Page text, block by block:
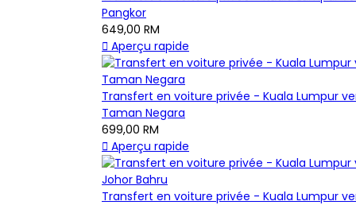
Pangkor
649,00 RM
 Aperçu rapide
Transfert en voiture privée - Kuala Lumpur
Taman Negara
699,00 RM
 Aperçu rapide
Transfert en voiture privée - Kuala Lumpur